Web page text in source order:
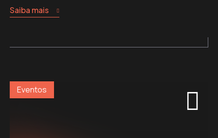
Saiba mais
Eventos